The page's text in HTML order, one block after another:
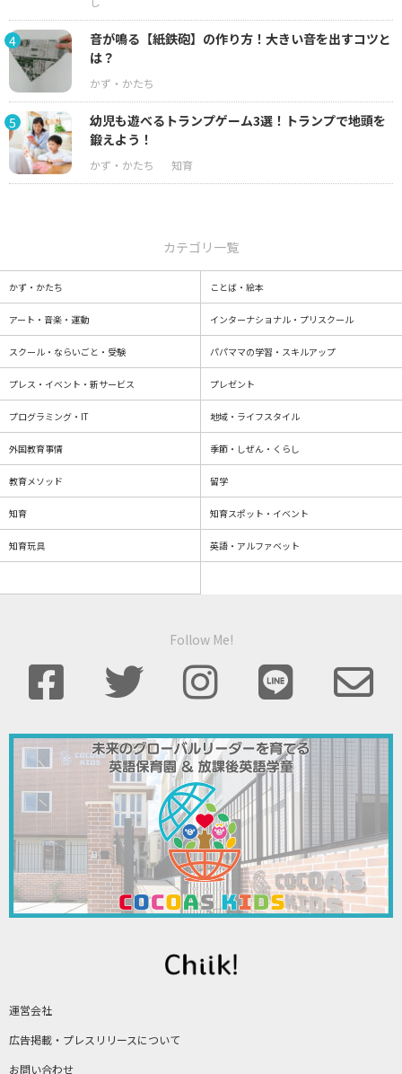
4
音が鳴る【紙鉄砲】の作り方！大きい音を出すコツと
は？
5
幼児も遊べるトランプゲーム3選！トランプで地頭を
鍛えよう！
運営会社
広告掲載・プレスリリースについて
お問い合わせ
カテゴリ一覧
かず・かたち ことば・絵本
アート・音楽・運動 インターナショナル・プリスクール
スクール・ならいごと・受験 パパママの学習・スキルアップ
プレス・イベント・新サービス プレゼント
プログラミング・IT 地域・ライフスタイル
外国教育事情 季節・しぜん・くらし
教育メソッド 留学
知育 知育スポット・イベント
知育玩具 英語・アルファベット
Follow Me!